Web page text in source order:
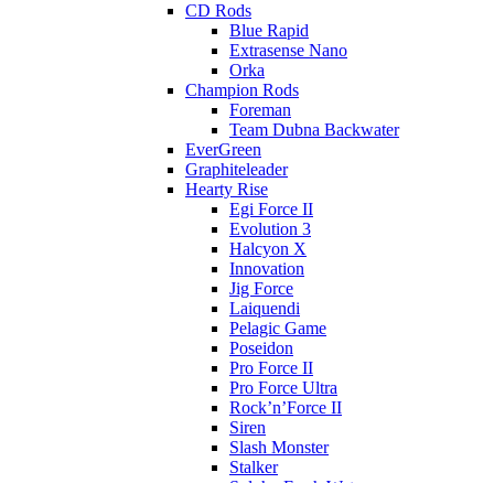
CD Rods
Blue Rapid
Extrasense Nano
Orka
Champion Rods
Foreman
Team Dubna Backwater
EverGreen
Graphiteleader
Hearty Rise
Egi Force II
Evolution 3
Halcyon X
Innovation
Jig Force
Laiquendi
Pelagic Game
Poseidon
Pro Force II
Pro Force Ultra
Rock’n’Force II
Siren
Slash Monster
Stalker